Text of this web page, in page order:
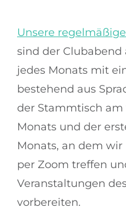
Unsere
sind der
jedes Monats mit
bestehend aus
der Stammtisch
Monats und der
Monats, an dem
per Zoom treffen
Veranstaltungen
vorbereiten.